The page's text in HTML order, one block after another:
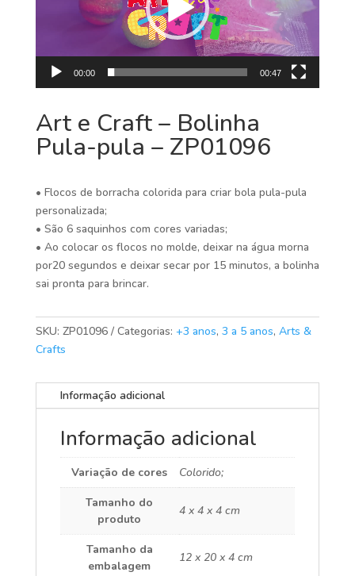
00:00 00:47
Art e Craft – Bolinha
Pula-pula – ZP01096
• Flocos de borracha colorida para criar bola pula-pula
personalizada;
• São 6 saquinhos com cores variadas;
• Ao colocar os flocos no molde, deixar na água morna
por20 segundos e deixar secar por 15 minutos, a bolinha
sai pronta para brincar.
SKU: ZP01096 Categorias: +3 anos, 3 a 5 anos, Arts &
Crafts
Informação adicional
Informação adicional
Variação de cores
Colorido;
Tamanho do
produto
4 x 4 x 4 cm
Tamanho da
embalagem
12 x 20 x 4 cm